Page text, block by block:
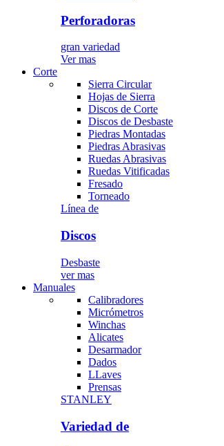
Perforadoras
gran variedad
Ver mas
Corte
Sierra Circular
Hojas de Sierra
Discos de Corte
Discos de Desbaste
Piedras Montadas
Piedras Abrasivas
Ruedas Abrasivas
Ruedas Vitificadas
Fresado
Torneado
Línea de
Discos
Desbaste
ver mas
Manuales
Calibradores
Micrómetros
Winchas
Alicates
Desarmador
Dados
LLaves
Prensas
STANLEY
Variedad de